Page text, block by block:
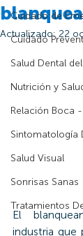
Cuidado de
Cuidado
Salud Dental
Nutrición y
Relación Boca
Sintomatología
Salud Visual
Sonrisas Sanas
Tratamientos
Actualizado: 22
El
industria